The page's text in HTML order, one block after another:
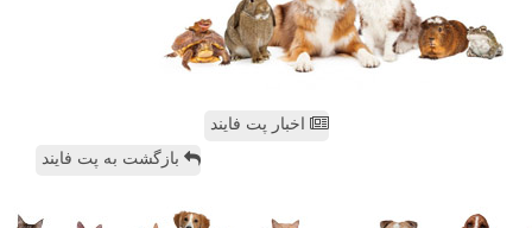
اخبار پت فایند
بازگشت به پت فایند